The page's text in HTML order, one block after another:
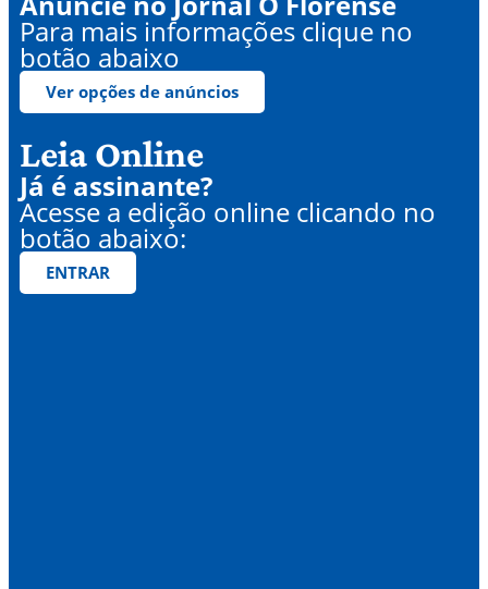
Para mais informações clique no
botão abaixo
Ver opções de anúncios
Leia Online
Já é assinante?
Acesse a edição online clicando no
botão abaixo:
ENTRAR